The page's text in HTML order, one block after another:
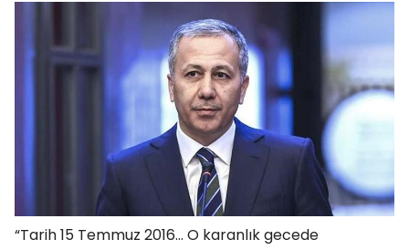
“Tarih 15 Temmuz 2016… O karanlık gecede